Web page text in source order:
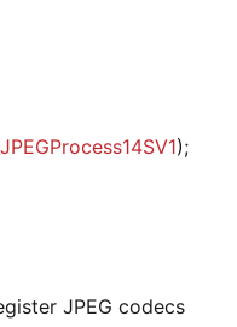
);
JPEG codecs